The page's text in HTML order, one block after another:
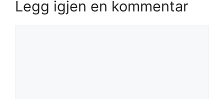
Legg igjen en kommentar